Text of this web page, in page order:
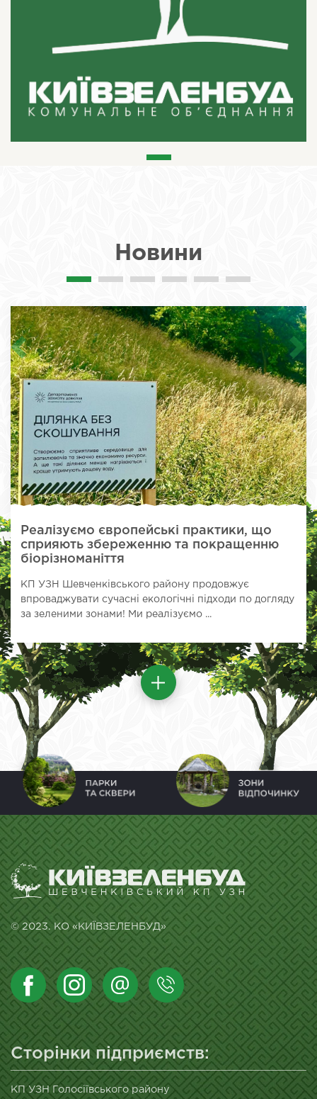
Новини
Реалізуємо європейські практики, що
сприяють збереженню та покращенню
біорізноманіття
КП УЗН Шевченківського району продовжує
впроваджувати сучасні екологічні підходи по догляду
за зеленими зонами! Ми реалізуємо ...
© 2023. КО «КИЇВЗЕЛЕНБУД»
Сторінки підприємств:
КП УЗН Голосіївського району